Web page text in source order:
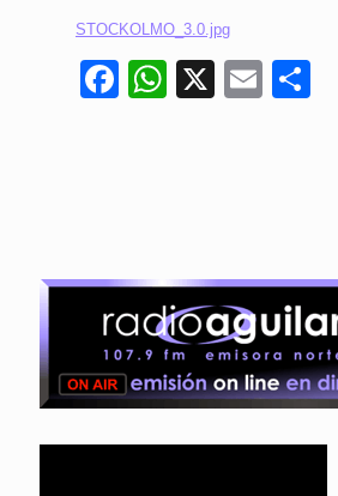
STOCKOLMO_3.0.jpg
Facebook
WhatsApp
X Email